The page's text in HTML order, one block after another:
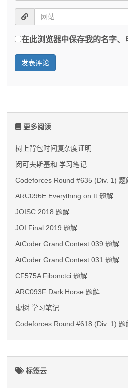
在此浏览器中保存我的名字、
更多阅读
树上背包时间复杂度证明
闵可夫斯基和 学习笔记
Codeforces Round #635 (Div. 1) 题
ARC096E Everything on It 题解
JOISC 2018 题解
JOI Final 2019 题解
AtCoder Grand Contest 039 题解
AtCoder Grand Contest 031 题解
CF575A Fibonotci 题解
ARC093F Dark Horse 题解
虚树 学习笔记
Codeforces Round #618 (Div. 1) 题
标签云